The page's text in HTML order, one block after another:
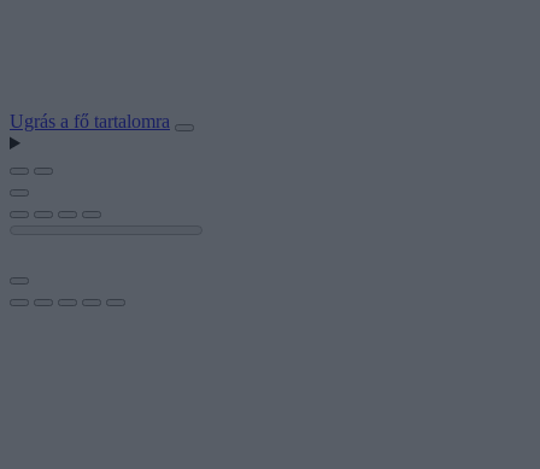
Ugrás a fő tartalomra